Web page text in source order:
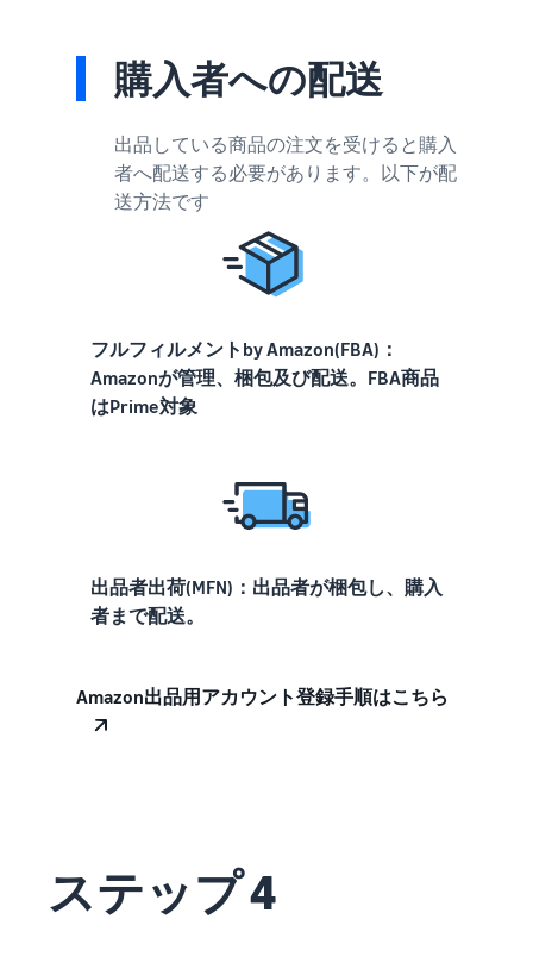
購入者への配送
出品している商品の注文を受けると購入
者へ配送する必要があります。以下が配
送方法です
フルフィルメントby Amazon(FBA)：
Amazonが管理、梱包及び配送。FBA商品
はPrime対象
出品者出荷(MFN)：出品者が梱包し、購入
者まで配送。
Amazon出品用アカウント登録手順はこちら
ステップ 4